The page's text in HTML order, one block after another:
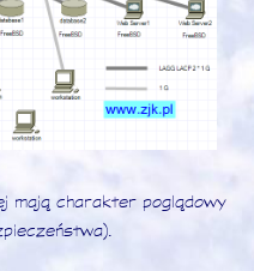
mają charakter poglądowy